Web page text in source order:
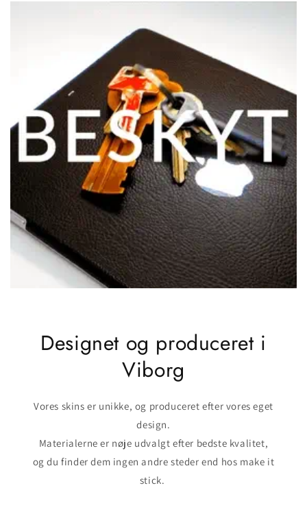
Designet og produceret i
Viborg
Vores skins er unikke, og produceret efter vores eget
design.
Materialerne er nøje udvalgt efter bedste kvalitet,
og du finder dem ingen andre steder end hos make it
stick.